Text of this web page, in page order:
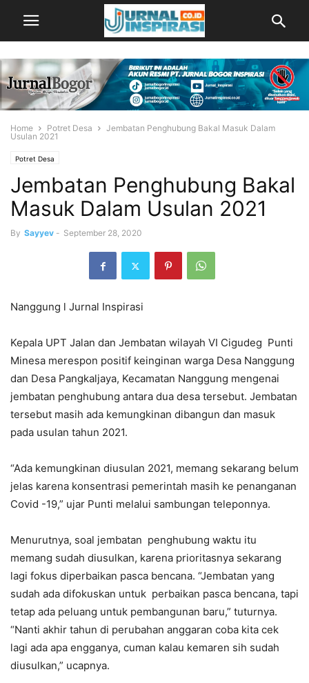
Home Potret Desa
Jembatan Penghubung Bakal Masuk Dalam
Usulan 2021
Potret Desa
Jembatan Penghubung Bakal
Masuk Dalam Usulan 2021
By Sayyev - September 28, 2020
Nanggung l Jurnal Inspirasi
Kepala UPT Jalan dan Jembatan wilayah VI Cigudeg Punti
Minesa merespon positif keinginan warga Desa Nanggung
dan Desa Pangkaljaya, Kecamatan Nanggung mengenai
jembatan penghubung antara dua desa tersebut. Jembatan
tersebut masih ada kemungkinan dibangun dan masuk
pada usulan tahun 2021.
“Ada kemungkinan diusulan 2021, memang sekarang belum
jelas karena konsentrasi pemerintah masih ke penanganan
Covid -19,” ujar Punti melalui sambungan teleponnya.
Menurutnya, soal jembatan penghubung waktu itu
memang sudah diusulkan, karena prioritasnya sekarang
lagi fokus diperbaikan pasca bencana. “Jembatan yang
sudah ada difokuskan untuk perbaikan pasca bencana, tapi
tetap ada peluang untuk pembangunan baru,” tuturnya.
“Nanti akhir tahun di perubahan anggaran coba kita cek
lagi ada apa engganya, cuman kalau kemaren sih sudah
diusulkan,” ucapnya.